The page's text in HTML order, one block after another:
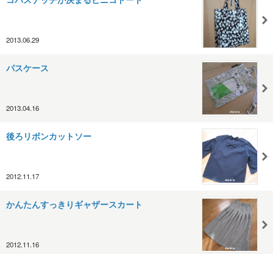
2013.06.29
パスケース
2013.04.16
後ろリボンカットソー
2012.11.17
かんたんすっきりギャザースカート
2012.11.16